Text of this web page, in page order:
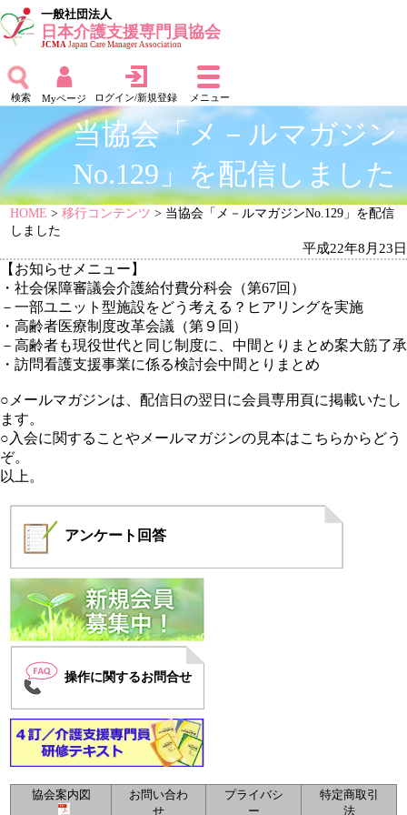
一般社団法人
日本介護支援専門員協会
JCMAJapan Care Manager Association
検索 Myページ ログイン/新規登録 メニュー
当協会「メ－ルマガジン
No.129」を配信しました
HOME >移行コンテンツ > 当協会「メ－ルマガジンNo.129」を配信
しました
平成22年8月23日
【お知らせメニュー】
・社会保障審議会介護給付費分科会（第67回）
－一部ユニット型施設をどう考える？ヒアリングを実施
・高齢者医療制度改革会議（第９回）
－高齢者も現役世代と同じ制度に、中間とりまとめ案大筋了承
・訪問看護支援事業に係る検討会中間とりまとめ
○メールマガジンは、配信日の翌日に会員専用頁に掲載いたし
ます。
○入会に関することやメールマガジンの見本はこちらからどう
ぞ。
以上。
アンケート 回答
操作に関するお問合せ
協会案内図
お問い合わ
せ
プライバシ
ー
特定商取引
法